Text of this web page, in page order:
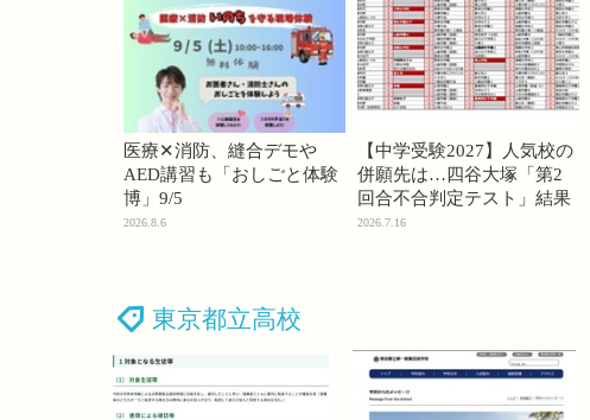
医療✕消防、縫合デモや
AED講習も「おしごと体験
博」9/5
2026.8.6
【中学受験2027】人気校の
併願先は…四谷大塚「第2
回合不合判定テスト」結果
2026.7.16
東京都立高校